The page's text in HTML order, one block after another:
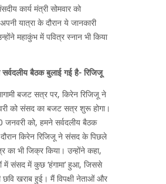
कार्य मंत्री सोमवार को
यात्रा के दौरान ये जानकारी
महाकुंभ में पवित्र स्नान भी किया
बैठक बुलाई गई है- रिजिजू
बजट सत्र पर, किरेन रिजिजू ने
को संसद का बजट सत्र शुरू होगा।
को, हमने सर्वदलीय बैठक
किरेन रिजिजू ने संसद के पिछले
का भी जिक्र किया। उन्होंने कहा,
में संसद में कुछ ‘हंगामा’ हुआ, जिससे
छवि खराब हुई। मैं विपक्षी नेताओं और